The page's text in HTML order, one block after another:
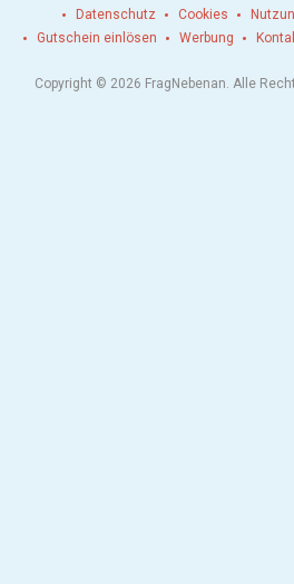
Datenschutz
Cookies
Gutschein einlösen
Werbung
Copyright © 2026 FragNebenan. Alle